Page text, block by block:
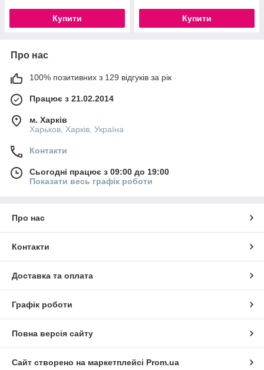
Купити Купити
Про нас
100% позитивних з 129 відгуків за рік
Працює з 21.02.2014
м. Харків
Харьков, Харків, Україна
Контакти
Сьогодні працює з 09:00 до 19:00
Показати весь графік роботи
Про нас
Контакти
Доставка та оплата
Графік роботи
Повна версія сайту
Сайт створено на маркетплейсі Prom.ua